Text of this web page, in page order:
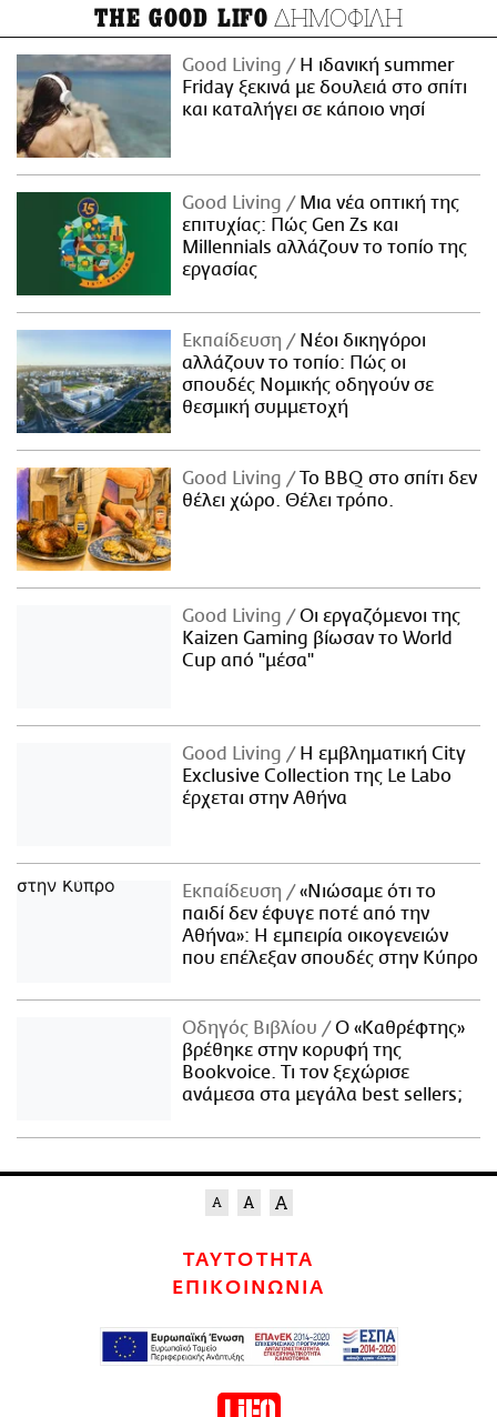
THE GOOD LIFO ΔΗΜΟΦΙΛΗ
Good Living
Η ιδανική summer
Friday ξεκινά με δουλειά στο σπίτι
και καταλήγει σε κάποιο νησί
Good Living
Μια νέα οπτική της
επιτυχίας: Πώς Gen Zs και
Millennials αλλάζουν το τοπίο της
εργασίας
Εκπαίδευση
Νέοι δικηγόροι
αλλάζουν το τοπίο: Πώς οι
σπουδές Νομικής οδηγούν σε
θεσμική συμμετοχή
Good Living
Το BBQ στο σπίτι δεν
θέλει χώρο. Θέλει τρόπο.
Good Living
Οι εργαζόμενοι της
Kaizen Gaming βίωσαν το World
Cup από "μέσα"
Good Living
Η εμβληματική City
Exclusive Collection της Le Labo
έρχεται στην Αθήνα
Εκπαίδευση
«Νιώσαμε ότι το
παιδί δεν έφυγε ποτέ από την
Αθήνα»: Η εμπειρία οικογενειών
που επέλεξαν σπουδές στην Κύπρο
Οδηγός Βιβλίου
Ο «Καθρέφτης»
βρέθηκε στην κορυφή της
Bookvoice. Τι τον ξεχώρισε
ανάμεσα στα μεγάλα best sellers;
ΤΑΥΤΟΤΗΤΑ
ΕΠΙΚΟΙΝΩΝΙΑ